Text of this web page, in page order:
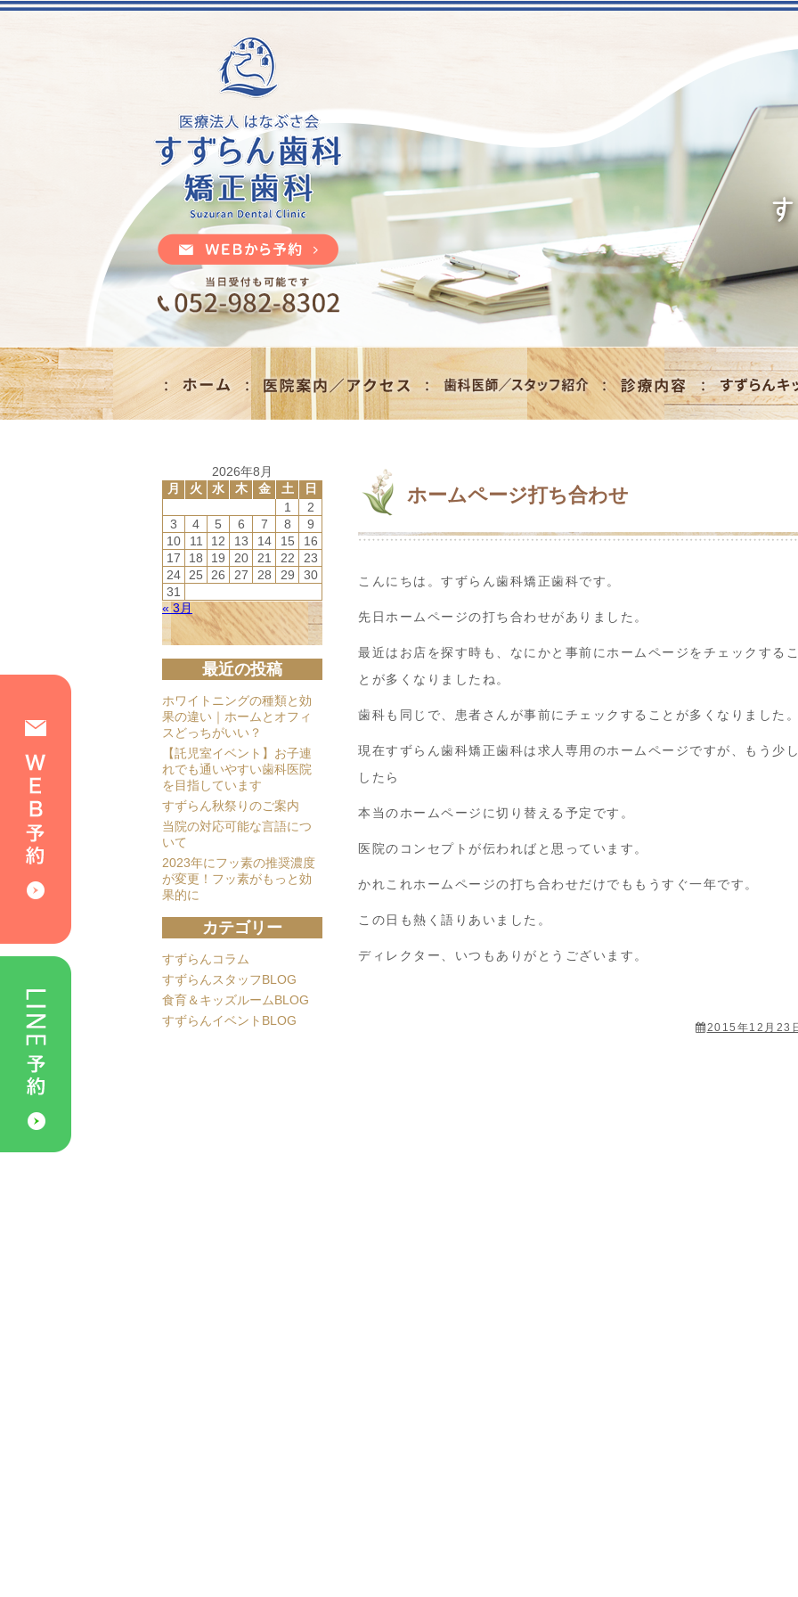
2026年8月
月
火 水 木 金 土
日
1
2
3
4 5 6 7 8
9
10
11 12 13 14 15
16
17
18 19 20 21 22
23
24
25 26 27 28 29
30
31
« 3月
最近の投稿
ホワイトニングの種類と効
果の違い｜ホームとオフィ
スどっちがいい？
【託児室イベント】お子連
れでも通いやすい歯科医院
を目指しています
すずらん秋祭りのご案内
当院の対応可能な言語につ
いて
2023年にフッ素の推奨濃度
が変更！フッ素がもっと効
果的に
カテゴリー
すずらんコラム
すずらんスタッフBLOG
食育＆キッズルームBLOG
すずらんイベントBLOG
ホームページ打ち合わせ
こんにちは。すずらん歯科矯正歯科です。
先日ホームページの打ち合わせがありました。
最近はお店を探す時も、なにかと事前にホームページをチェックする
とが多くなりましたね。
歯科も同じで、患者さんが事前にチェックすることが多くなりました
現在すずらん歯科矯正歯科は求人専用のホームページですが、もう少
したら
本当のホームページに切り替える予定です。
医院のコンセプトが伝わればと思っています。
かれこれホームページの打ち合わせだけでももうすぐ一年です。
この日も熱く語りあいました。
ディレクター、いつもありがとうございます。
2015年12月23